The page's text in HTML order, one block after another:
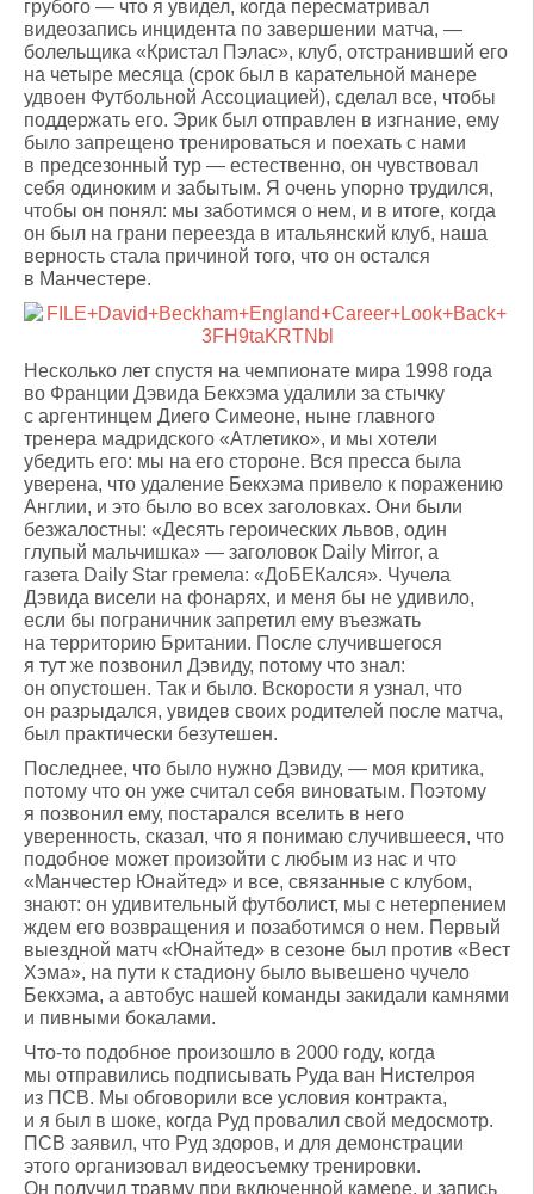
грубого — что я увидел, когда пересматривал
видеозапись инцидента по завершении матча, —
болельщика «Кристал Пэлас», клуб, отстранивший его
на четыре месяца (срок был в карательной манере
удвоен Футбольной Ассоциацией), сделал все, чтобы
поддержать его. Эрик был отправлен в изгнание, ему
было запрещено тренироваться и поехать с нами
в предсезонный тур — естественно, он чувствовал
себя одиноким и забытым. Я очень упорно трудился,
чтобы он понял: мы заботимся о нем, и в итоге, когда
он был на грани переезда в итальянский клуб, наша
верность стала причиной того, что он остался
в Манчестере.
Несколько лет спустя на чемпионате мира 1998 года
во Франции Дэвида Бекхэма удалили за стычку
с аргентинцем Диего Симеоне, ныне главного
тренера мадридского «Атлетико», и мы хотели
убедить его: мы на его стороне. Вся пресса была
уверена, что удаление Бекхэма привело к поражению
Англии, и это было во всех заголовках. Они были
безжалостны: «Десять героических львов, один
глупый мальчишка» — заголовок Daily Mirror, а
газета Daily Star гремела: «ДоБЕКался». Чучела
Дэвида висели на фонарях, и меня бы не удивило,
если бы пограничник запретил ему въезжать
на территорию Британии. После случившегося
я тут же позвонил Дэвиду, потому что знал:
он опустошен. Так и было. Вскорости я узнал, что
он разрыдался, увидев своих родителей после матча,
был практически безутешен.
Последнее, что было нужно Дэвиду, — моя критика,
потому что он уже считал себя виноватым. Поэтому
я позвонил ему, постарался вселить в него
уверенность, сказал, что я понимаю случившееся, что
подобное может произойти с любым из нас и что
«Манчестер Юнайтед» и все, связанные с клубом,
знают: он удивительный футболист, мы с нетерпением
ждем его возвращения и позаботимся о нем. Первый
выездной матч «Юнайтед» в сезоне был против «Вест
Хэма», на пути к стадиону было вывешено чучело
Бекхэма, а автобус нашей команды закидали камнями
и пивными бокалами.
Что-то подобное произошло в 2000 году, когда
мы отправились подписывать Руда ван Нистелроя
из ПСВ. Мы обговорили все условия контракта,
и я был в шоке, когда Руд провалил свой медосмотр.
ПСВ заявил, что Руд здоров, и для демонстрации
этого организовал видеосъемку тренировки.
Он получил травму при включенной камере, и запись